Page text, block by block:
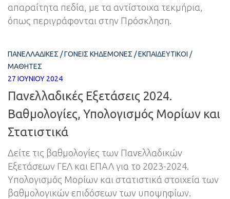
απαραίτητα πεδία, με τα αντίστοιχα τεκμήρια,
όπως περιγράφονται στην Πρόσκληση.
ΠΑΝΕΛΛΑΔΙΚΈΣ /ΓΟΝΕΊΣ ΚΗΔΕΜΌΝΕΣ /ΕΚΠΑΙΔΕΥΤΙΚΟΊ /
ΜΑΘΗΤΈΣ
27 ΙΟΥΝΊΟΥ 2024
Πανελλαδικές Εξετάσεις 2024.
Βαθμολογίες, Υπολογισμός Μορίων και
Στατιστικά
Δείτε τις βαθμολογίες των Πανελλαδικών
Εξετάσεων ΓΕΛ και ΕΠΑΛ για το 2023-2024.
Υπολογισμός Μορίων και στατιστικά στοιχεία των
βαθμολογικών επιδόσεων των υποψηφίων.